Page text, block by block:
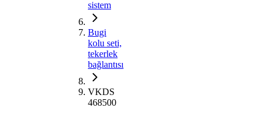
sistem
Bugi
kolu seti,
tekerlek
bağlantısı
VKDS
468500